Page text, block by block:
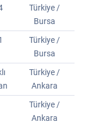
Türkiye /
Bursa
Türkiye /
Bursa
Türkiye /
Ankara
Türkiye /
Ankara